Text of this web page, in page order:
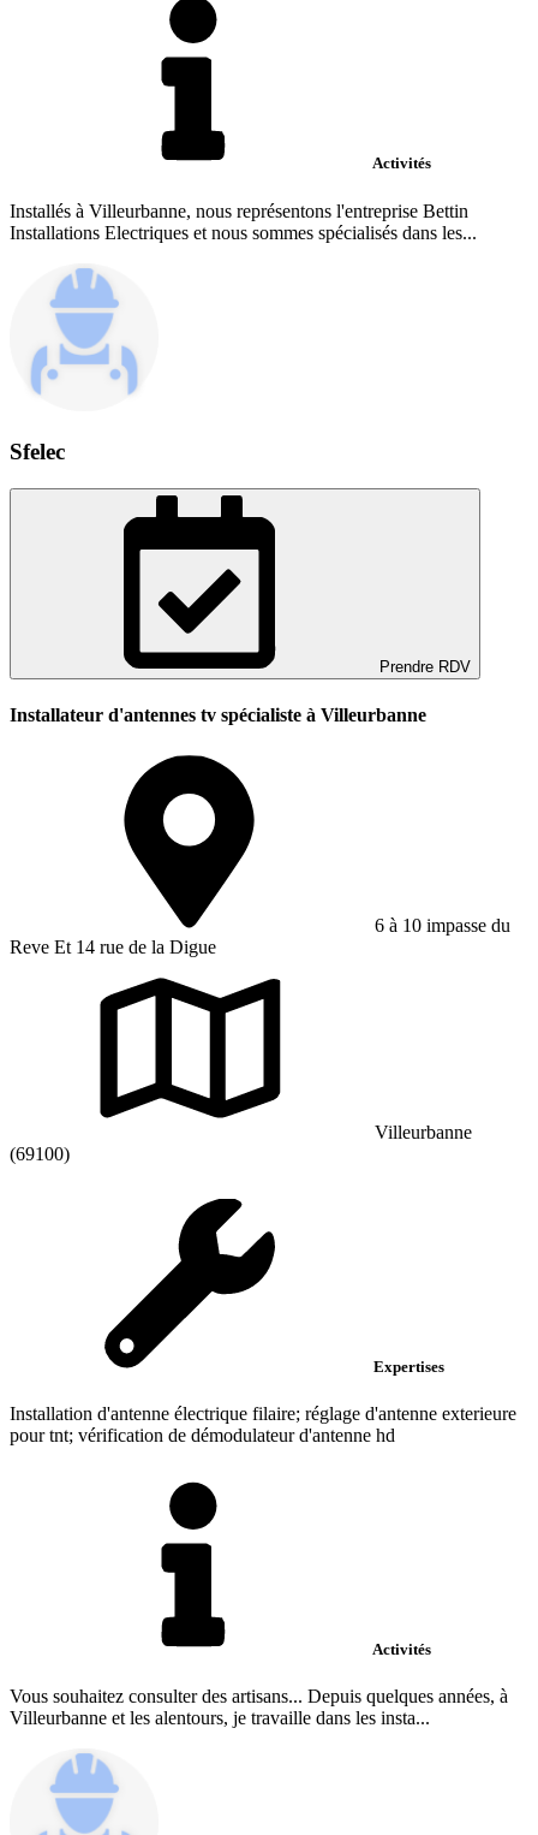
Activités
Installés à Villeurbanne, nous représentons l'entreprise Bettin
Installations Electriques et nous sommes spécialisés dans les...
Sfelec
Prendre RDV
Installateur d'antennes tv spécialiste à Villeurbanne
6 à 10 impasse du
Reve Et 14 rue de la Digue
Villeurbanne
(69100)
Expertises
Installation d'antenne électrique filaire; réglage d'antenne exterieure
pour tnt; vérification de démodulateur d'antenne hd
Activités
Vous souhaitez consulter des artisans... Depuis quelques années, à
Villeurbanne et les alentours, je travaille dans les insta...